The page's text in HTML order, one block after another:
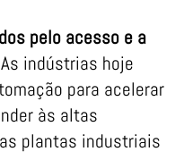
pelo acesso e a
indústrias hoje
para acelerar
às altas
plantas industriais